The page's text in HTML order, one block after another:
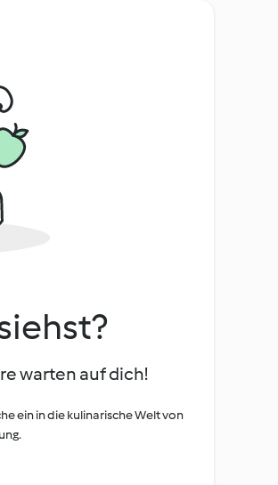
warten auf dich!
ein in die kulinarische Welt von